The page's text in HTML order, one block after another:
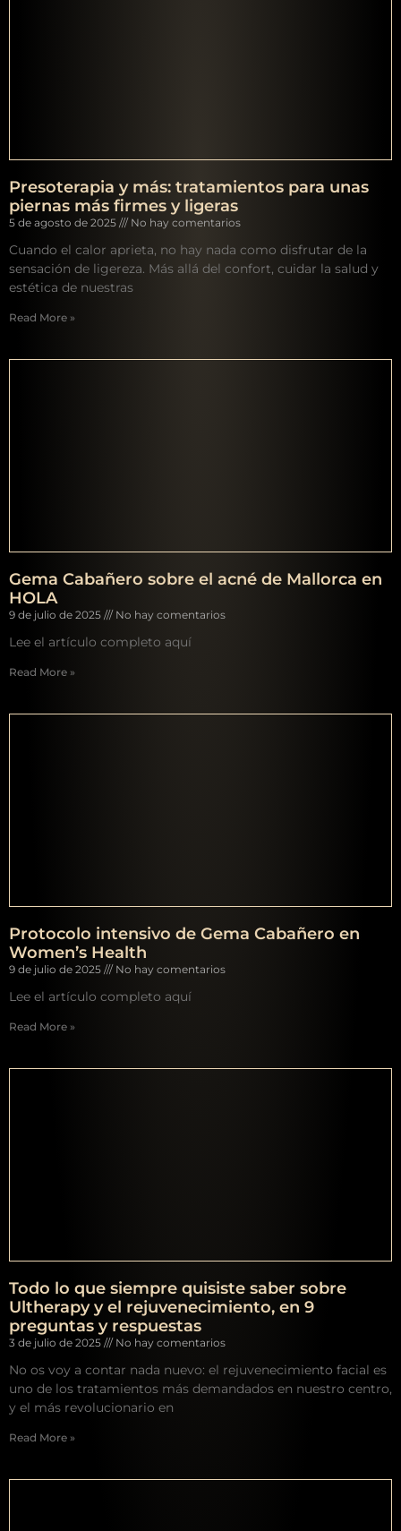
Presoterapia y más: tratamientos para unas
piernas más firmes y ligeras
5 de agosto de 2025 No hay comentarios
Cuando el calor aprieta, no hay nada como disfrutar de la
sensación de ligereza. Más allá del confort, cuidar la salud y
estética de nuestras
Read More »
Gema Cabañero sobre el acné de Mallorca en
HOLA
9 de julio de 2025 No hay comentarios
Lee el artículo completo aquí
Read More »
Protocolo intensivo de Gema Cabañero en
Women’s Health
9 de julio de 2025 No hay comentarios
Lee el artículo completo aquí
Read More »
Todo lo que siempre quisiste saber sobre
Ultherapy y el rejuvenecimiento, en 9
preguntas y respuestas
3 de julio de 2025 No hay comentarios
No os voy a contar nada nuevo: el rejuvenecimiento facial es
uno de los tratamientos más demandados en nuestro centro,
y el más revolucionario en
Read More »